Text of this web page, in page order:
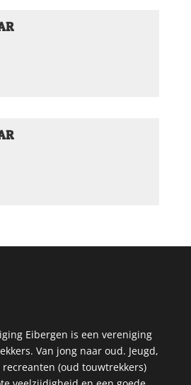
Eibergen is een vereniging
Van jong naar oud. Jeugd,
(oud touwtrekkers)